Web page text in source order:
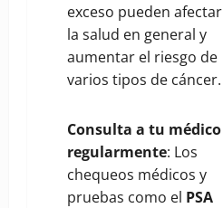
exceso pueden afectar
la salud en general y
aumentar el riesgo de
varios tipos de cáncer.
Consulta a tu médico
regularmente: Los
chequeos médicos y
pruebas como el PSA